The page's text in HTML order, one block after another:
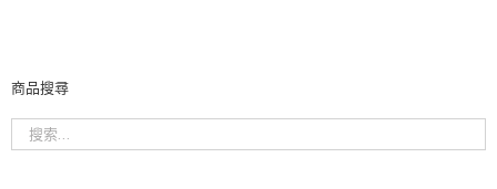
商品搜尋